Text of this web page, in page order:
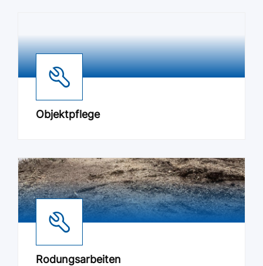
Objektpflege
Rodungsarbeiten